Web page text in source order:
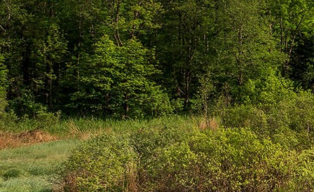
Elérhetőségek
Dr. Göllner
2081 Piliscsaba,
e-mail:
telefonszám: